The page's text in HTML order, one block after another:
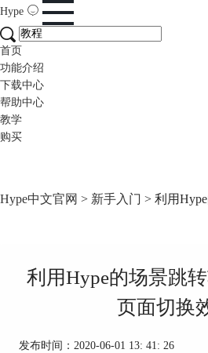
Hype
首页
功能介绍
下载中心
帮助中心
教学
购买
Hype中文官网 > 新手入门 > 利用
利用Hype的场景跳
页面切换
发布时间：2020-06-01 13: 41: 26